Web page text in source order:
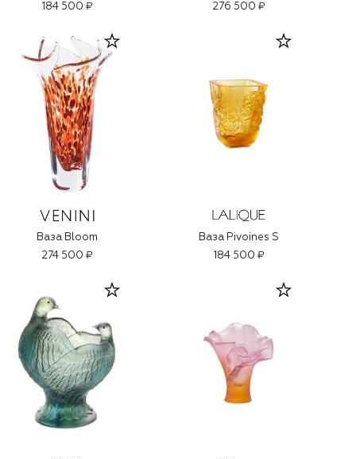
184 500 ₽
276 500 ₽
Ваза Bloom
274 500 ₽
Ваза Pivoines S
184 500 ₽